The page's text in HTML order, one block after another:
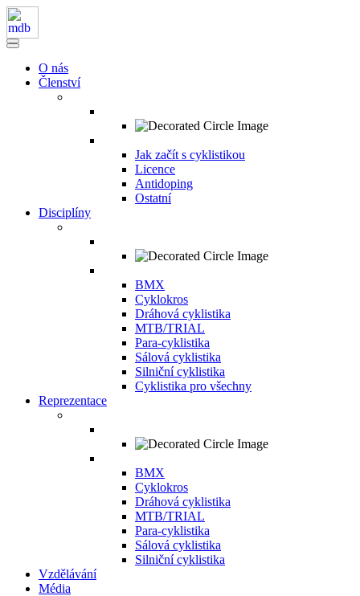
O nás
Členství
Jak začít s cyklistikou
Licence
Antidoping
Ostatní
Disciplíny
BMX
Cyklokros
Dráhová cyklistika
MTB/TRIAL
Para-cyklistika
Sálová cyklistika
Silniční cyklistika
Cyklistika pro všechny
Reprezentace
BMX
Cyklokros
Dráhová cyklistika
MTB/TRIAL
Para-cyklistika
Sálová cyklistika
Silniční cyklistika
Vzdělávání
Média